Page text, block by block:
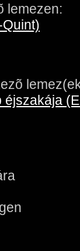
lemezen:
Quint)
éjszakája